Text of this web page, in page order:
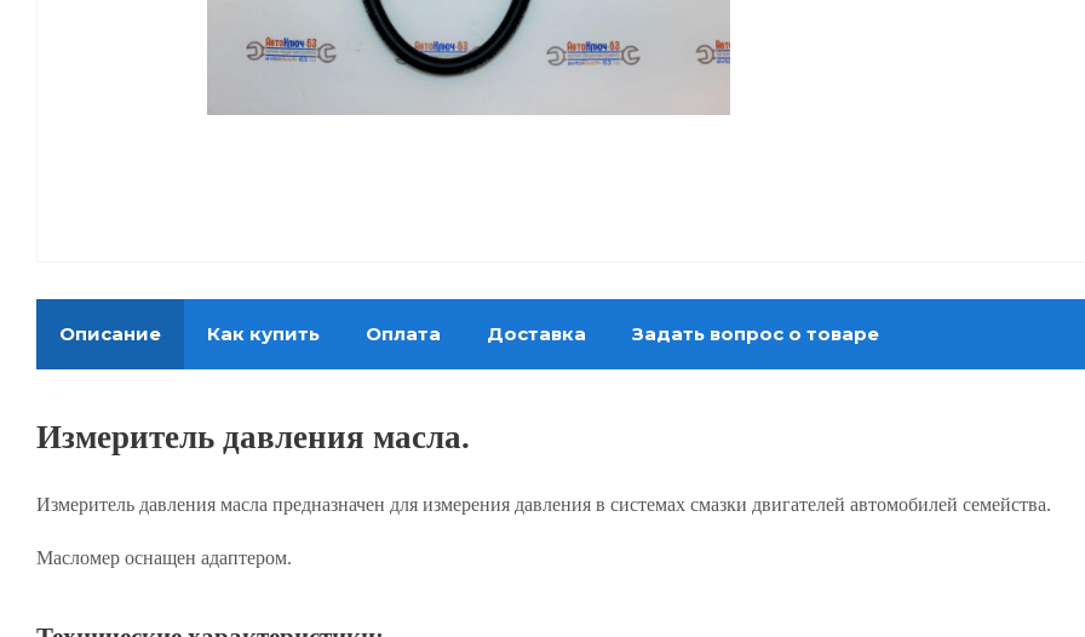
Описание Как купить Оплата Доставка Задать вопрос о товаре
Измеритель давления масла.
Измеритель давления масла предназначен для измерения давления в системах смазки двигателей автомобилей семейства.
Масломер оснащен адаптером.